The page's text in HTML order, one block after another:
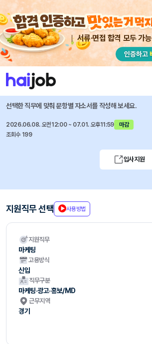
서류·면접 합격 모두 가능
채용공고 자소서 자유항목 자소서 내 작성목록
창비 즐겨찾기
마케팅부 직무 사원을 모집합니다.
선택한 직무에 맞춰 문항별 자소서를 작성해 보세요.
2026.06.08. 오전12:00 ~ 07.01. 오후11:59
마감
조회수 199
입사지원
지원직무 선택 사용방법
지원직무
마케팅
고용방식
신입
직무구분
마케팅·광고·홍보/MD
근무지역
경기